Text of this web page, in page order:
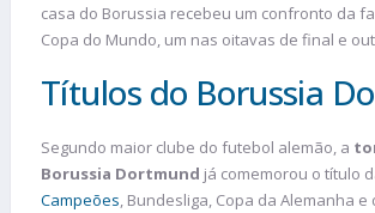
casa do Borussia recebeu um confronto da
Copa do Mundo, um nas oitavas de final e
Títulos do Borussia
Segundo maior clube do futebol alemão, a
Borussia Dortmund já comemorou o título
Campeões, Bundesliga, Copa da Alemanha e